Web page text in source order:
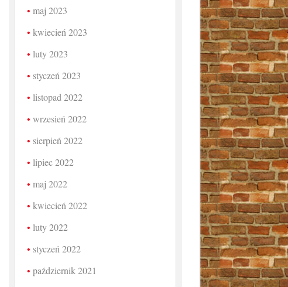
maj 2023
kwiecień 2023
luty 2023
styczeń 2023
listopad 2022
wrzesień 2022
sierpień 2022
lipiec 2022
maj 2022
kwiecień 2022
luty 2022
styczeń 2022
październik 2021